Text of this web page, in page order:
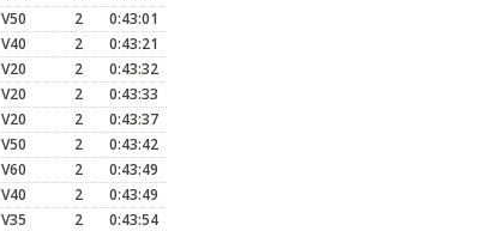
V50 2
0:43:01
V40 2
0:43:21
V20 2
0:43:32
V20 2
0:43:33
V20 2
0:43:37
V50 2
0:43:42
V60 2
0:43:49
V40 2
0:43:49
V35 2
0:43:54